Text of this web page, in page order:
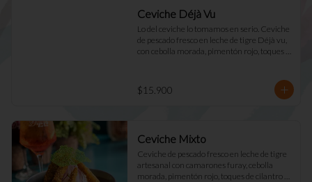
Ceviche Déjà Vu
Lo del ceviche lo tomamos en serio. Ceviche
de pescado fresco en leche de tigre Déjà vu,
con cebolla morada, pimentón rojo, toques
$15.900
Ceviche Mixto
Ceviche de pescado fresco en leche de tigre
artesanal con camarones furay, cebolla
morada, pimentón rojo, toques de cilantro y